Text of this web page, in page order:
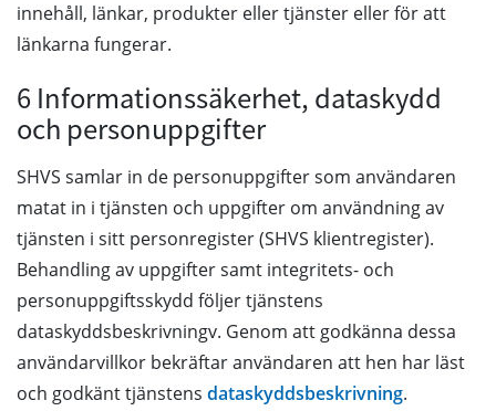
innehåll, länkar, produkter eller tjänster eller för att
länkarna fungerar.
6 Informationssäkerhet, dataskydd
och personuppgifter
SHVS samlar in de personuppgifter som användaren
matat in i tjänsten och uppgifter om användning av
tjänsten i sitt personregister (SHVS klientregister).
Behandling av uppgifter samt integritets- och
personuppgiftsskydd följer tjänstens
dataskyddsbeskrivningv. Genom att godkänna dessa
användarvillkor bekräftar användaren att hen har läst
och godkänt tjänstens dataskyddsbeskrivning.